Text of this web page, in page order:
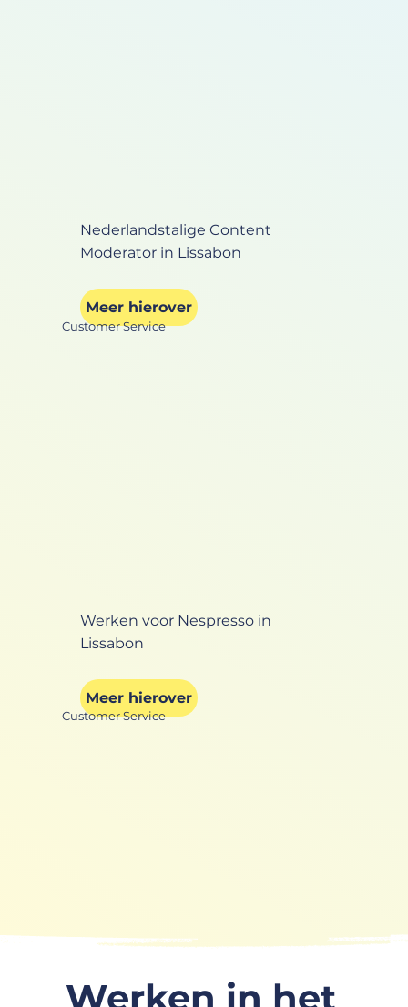
Nederlandstalige Content
Moderator in Lissabon
Meer hierover
Customer Service
Werken voor Nespresso in
Lissabon
Meer hierover
Customer Service
Werken in het